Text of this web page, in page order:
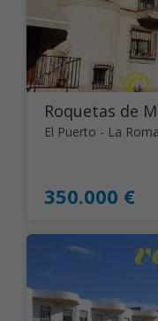
Roquetas de
El Puerto - La
350.000 €